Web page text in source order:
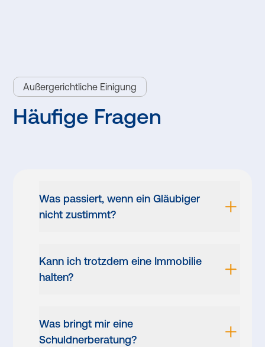
Außergerichtliche Einigung
Häufige Fragen
Was passiert, wenn ein Gläubiger
nicht zustimmt?
Kann ich trotzdem eine Immobilie
halten?
Was bringt mir eine
Schuldnerberatung?